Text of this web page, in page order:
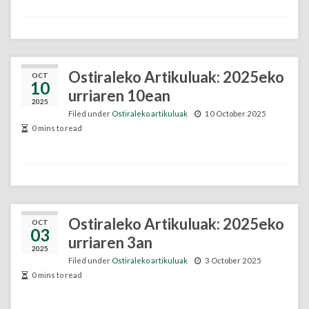
OCT
10
2025
Ostiraleko Artikuluak: 2025eko
urriaren 10ean
Filed under Ostiraleko artikuluak
10 October 2025
0 mins to read
OCT
03
2025
Ostiraleko Artikuluak: 2025eko
urriaren 3an
Filed under Ostiraleko artikuluak
3 October 2025
0 mins to read